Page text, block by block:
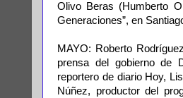
Olivo Beras (Humberto
Generaciones”, en
MAYO: Roberto
prensa del gobierno de
reportero de diario Hoy,
Núñez, productor del